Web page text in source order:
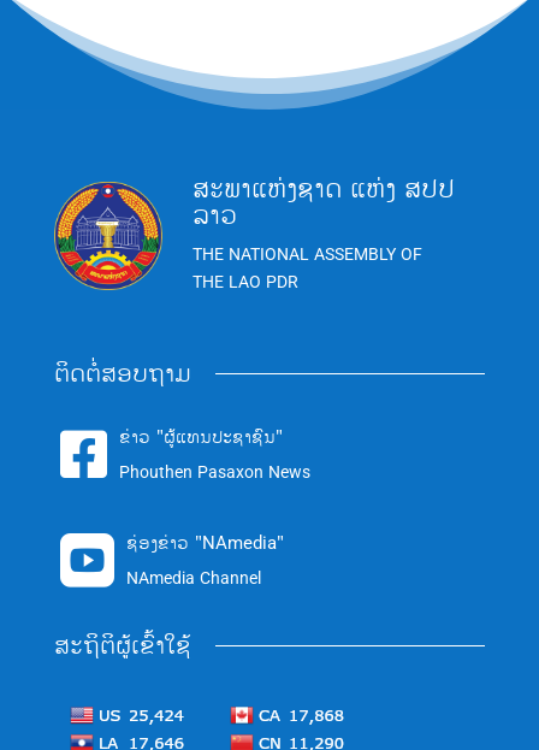
ສະພາແຫ່ງຊາດ ແຫ່ງ ສປປ
ລາວ
THE NATIONAL ASSEMBLY OF
THE LAO PDR
ຕິດຕໍ່ສອບຖາມ
 ຂ່າວ "ຜູ້ແທນປະຊາຊົນ"
Phouthen Pasaxon News
 ຊ່ອງຂ່າວ "NAmedia"
NAmedia Channel
ສະຖິຕິຜູ້ເຂົ້າໃຊ້